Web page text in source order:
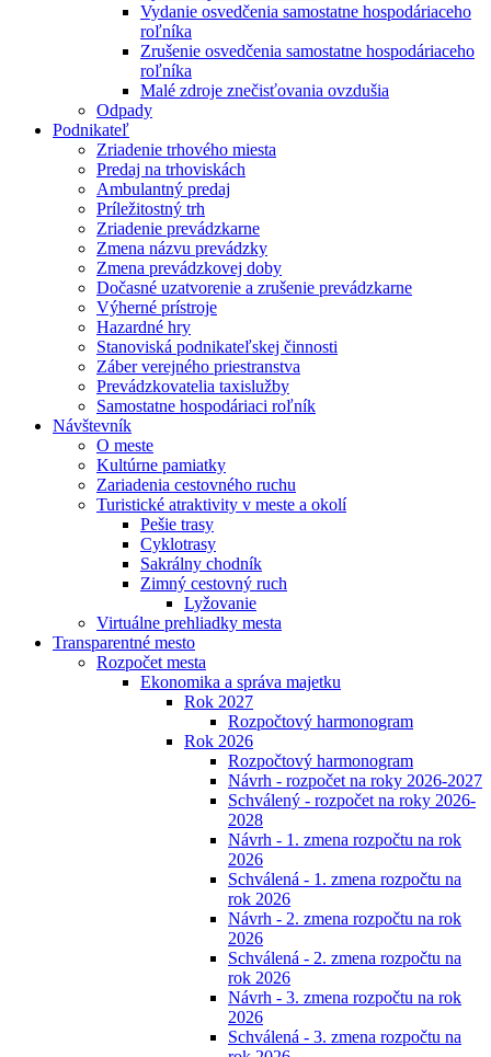
Vydanie osvedčenia samostatne hospodáriaceho
roľníka
Zrušenie osvedčenia samostatne hospodáriaceho
roľníka
Malé zdroje znečisťovania ovzdušia
Odpady
Podnikateľ
Zriadenie trhového miesta
Predaj na trhoviskách
Ambulantný predaj
Príležitostný trh
Zriadenie prevádzkarne
Zmena názvu prevádzky
Zmena prevádzkovej doby
Dočasné uzatvorenie a zrušenie prevádzkarne
Výherné prístroje
Hazardné hry
Stanoviská podnikateľskej činnosti
Záber verejného priestranstva
Prevádzkovatelia taxislužby
Samostatne hospodáriaci roľník
Návštevník
O meste
Kultúrne pamiatky
Zariadenia cestovného ruchu
Turistické atraktivity v meste a okolí
Pešie trasy
Cyklotrasy
Sakrálny chodník
Zimný cestovný ruch
Lyžovanie
Virtuálne prehliadky mesta
Transparentné mesto
Rozpočet mesta
Ekonomika a správa majetku
Rok 2027
Rozpočtový harmonogram
Rok 2026
Rozpočtový harmonogram
Návrh - rozpočet na roky 2026-2027
Schválený - rozpočet na roky 2026-
2028
Návrh - 1. zmena rozpočtu na rok
2026
Schválená - 1. zmena rozpočtu na
rok 2026
Návrh - 2. zmena rozpočtu na rok
2026
Schválená - 2. zmena rozpočtu na
rok 2026
Návrh - 3. zmena rozpočtu na rok
2026
Schválená - 3. zmena rozpočtu na